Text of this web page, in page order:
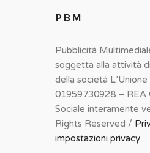
PBM
Pubblicità
soggetta alla attività
della società
01959730928 – REA
Sociale interamente
Rights Reserved /
impostazioni privacy